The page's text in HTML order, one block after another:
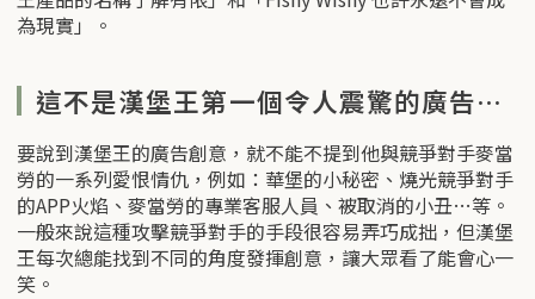
為現實」。
這不是漢堡王第一個令人震驚的廣告…
要說到漢堡王的廣告創意，就不能不提到他與競爭對手麥當
勞的一系列愛恨情仇，例如：華堡的小秘密、燒光競爭對手
的APP火焰、麥當勞的專業客服人員、被取消的小丑…等。
一般來說這種攻擊競爭對手的手段很容易弄巧成拙，但漢堡
王每次總能找到不同的角度發揮創意，讓大眾看了能會心一
笑。